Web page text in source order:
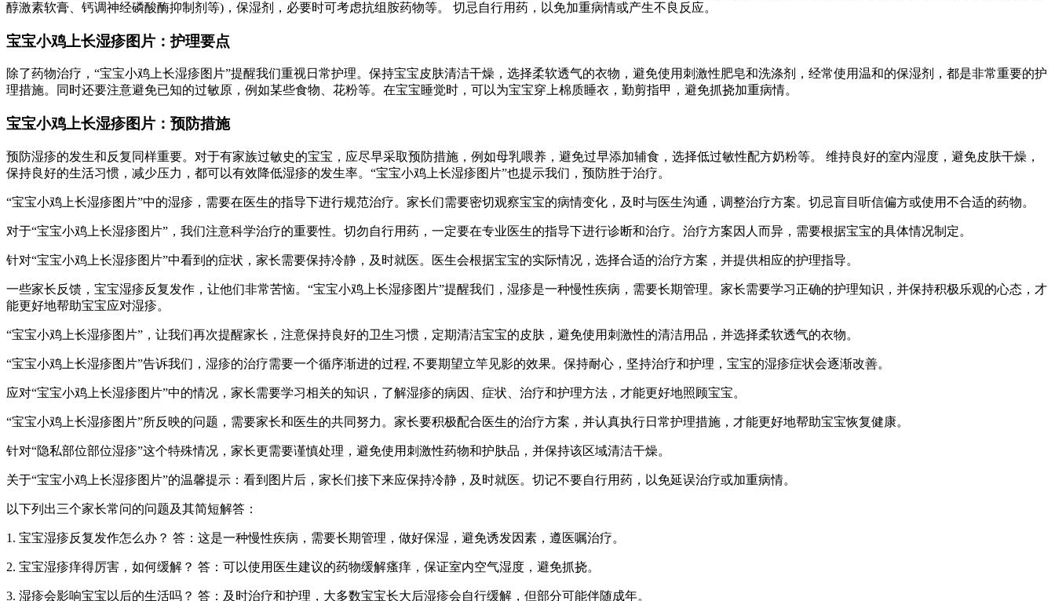
醇激素软膏、钙调神经磷酸酶抑制剂等)，保湿剂，必要时可考虑抗组胺药物等。 切忌自行用药，以免加重病情或产生不良反应。
宝宝小鸡上长湿疹图片：护理要点
除了药物治疗，“宝宝小鸡上长湿疹图片”提醒我们重视日常护理。保持宝宝皮肤清洁干燥，选择柔软透气的衣物，避免使用刺激性肥皂和洗涤剂，经常使用温和的保湿剂，都是非常重要的护
理措施。同时还要注意避免已知的过敏原，例如某些食物、花粉等。在宝宝睡觉时，可以为宝宝穿上棉质睡衣，勤剪指甲，避免抓挠加重病情。
宝宝小鸡上长湿疹图片：预防措施
预防湿疹的发生和反复同样重要。对于有家族过敏史的宝宝，应尽早采取预防措施，例如母乳喂养，避免过早添加辅食，选择低过敏性配方奶粉等。 维持良好的室内湿度，避免皮肤干燥，
保持良好的生活习惯，减少压力，都可以有效降低湿疹的发生率。“宝宝小鸡上长湿疹图片”也提示我们，预防胜于治疗。
“宝宝小鸡上长湿疹图片”中的湿疹，需要在医生的指导下进行规范治疗。家长们需要密切观察宝宝的病情变化，及时与医生沟通，调整治疗方案。切忌盲目听信偏方或使用不合适的药物。
对于“宝宝小鸡上长湿疹图片”，我们注意科学治疗的重要性。切勿自行用药，一定要在专业医生的指导下进行诊断和治疗。治疗方案因人而异，需要根据宝宝的具体情况制定。
针对“宝宝小鸡上长湿疹图片”中看到的症状，家长需要保持冷静，及时就医。医生会根据宝宝的实际情况，选择合适的治疗方案，并提供相应的护理指导。
一些家长反馈，宝宝湿疹反复发作，让他们非常苦恼。“宝宝小鸡上长湿疹图片”提醒我们，湿疹是一种慢性疾病，需要长期管理。家长需要学习正确的护理知识，并保持积极乐观的心态，才
能更好地帮助宝宝应对湿疹。
“宝宝小鸡上长湿疹图片”，让我们再次提醒家长，注意保持良好的卫生习惯，定期清洁宝宝的皮肤，避免使用刺激性的清洁用品，并选择柔软透气的衣物。
“宝宝小鸡上长湿疹图片”告诉我们，湿疹的治疗需要一个循序渐进的过程, 不要期望立竿见影的效果。保持耐心，坚持治疗和护理，宝宝的湿疹症状会逐渐改善。
应对“宝宝小鸡上长湿疹图片”中的情况，家长需要学习相关的知识，了解湿疹的病因、症状、治疗和护理方法，才能更好地照顾宝宝。
“宝宝小鸡上长湿疹图片”所反映的问题，需要家长和医生的共同努力。家长要积极配合医生的治疗方案，并认真执行日常护理措施，才能更好地帮助宝宝恢复健康。
针对“隐私部位部位湿疹”这个特殊情况，家长更需要谨慎处理，避免使用刺激性药物和护肤品，并保持该区域清洁干燥。
关于“宝宝小鸡上长湿疹图片”的温馨提示：看到图片后，家长们接下来应保持冷静，及时就医。切记不要自行用药，以免延误治疗或加重病情。
以下列出三个家长常问的问题及其简短解答：
1. 宝宝湿疹反复发作怎么办？ 答：这是一种慢性疾病，需要长期管理，做好保湿，避免诱发因素，遵医嘱治疗。
2. 宝宝湿疹痒得厉害，如何缓解？ 答：可以使用医生建议的药物缓解瘙痒，保证室内空气湿度，避免抓挠。
3. 湿疹会影响宝宝以后的生活吗？ 答：及时治疗和护理，大多数宝宝长大后湿疹会自行缓解，但部分可能伴随成年。